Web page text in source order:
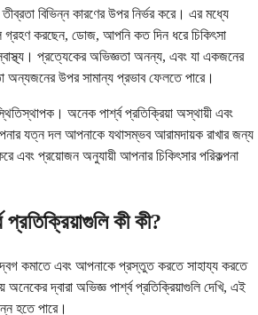
তীব্রতা বিভিন্ন কারণের উপর নির্ভর করে। এর মধ্যে
গ্রহণ করছেন, ডোজ, আপনি কত দিন ধরে চিকিৎসা
প্রত্যেকের অভিজ্ঞতা অনন্য, এবং যা একজনের
অন্যজনের উপর সামান্য প্রভাব ফেলতে পারে।
অনেক পার্শ্ব প্রতিক্রিয়া অস্থায়ী এবং
যত্ন দল আপনাকে যথাসম্ভব আরামদায়ক রাখার জন্য
এবং প্রয়োজন অনুযায়ী আপনার চিকিৎসার পরিকল্পনা
প্রতিক্রিয়াগুলি কী কী?
কমাতে এবং আপনাকে প্রস্তুত করতে সাহায্য করতে
দ্বারা অভিজ্ঞ পার্শ্ব প্রতিক্রিয়াগুলি দেখি, এই
হতে পারে।